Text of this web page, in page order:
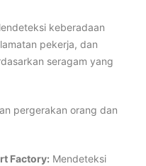
keberadaan
pekerja, dan
seragam yang
pergerakan orang dan
Factory: Mendeteksi